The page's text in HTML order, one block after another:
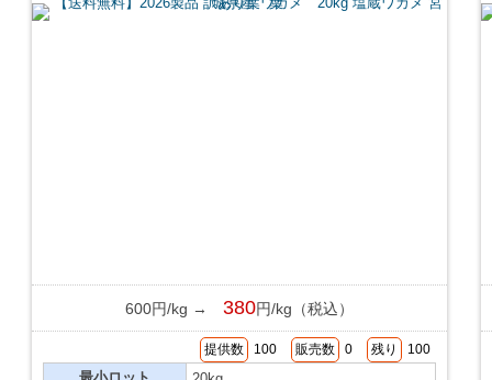
600円/kg → 380円/kg（税込）
提供数 100 販売数 0 残り 100